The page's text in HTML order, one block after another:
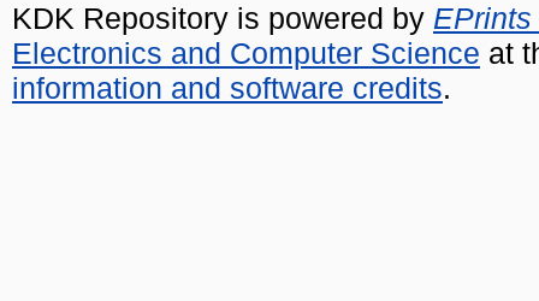
KDK Repository is powered by EPrints
Electronics and Computer Science at
information and software credits.